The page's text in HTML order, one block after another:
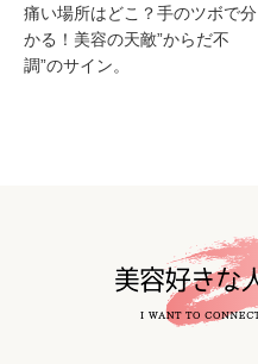
痛い場所はどこ？手のツボで分
かる！美容の天敵”からだ不
調”のサイン。